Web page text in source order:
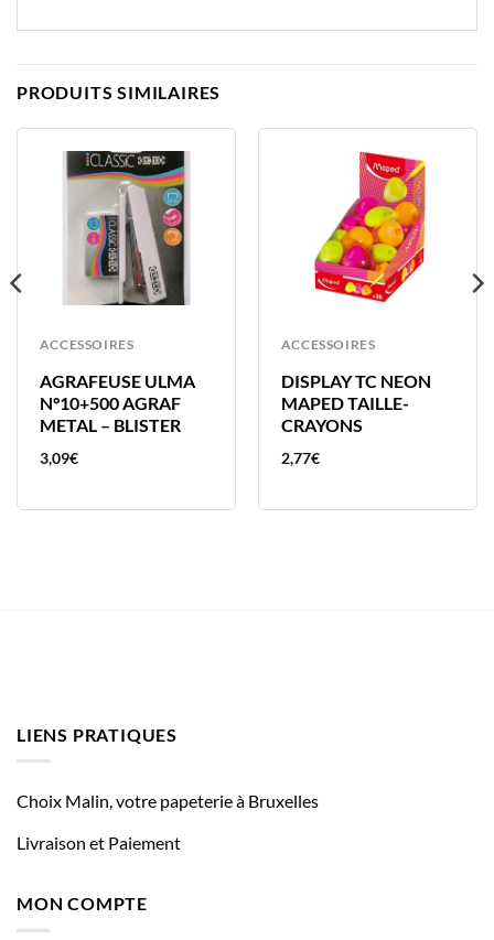
PRODUITS SIMILAIRES
ACCESSOIRES
AGRAFEUSE ULMA
N°10+500 AGRAF
METAL – BLISTER
3,09€
ACCESSOIRES
DISPLAY TC NEON
MAPED TAILLE-
CRAYONS
2,77€
LIENS PRATIQUES
Choix Malin, votre papeterie à Bruxelles
Livraison et Paiement
MON COMPTE